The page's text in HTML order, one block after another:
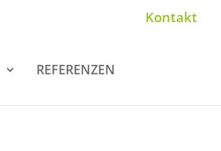
Kontakt
REFERENZEN